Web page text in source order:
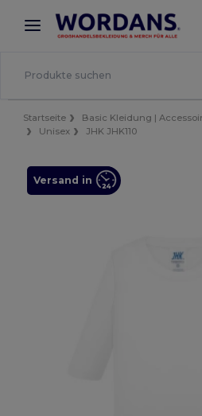
× Wordans App
Bessere Preise in der App!
Startseite Basic Kleidung |
Unisex
JHK JHK110
Versand in